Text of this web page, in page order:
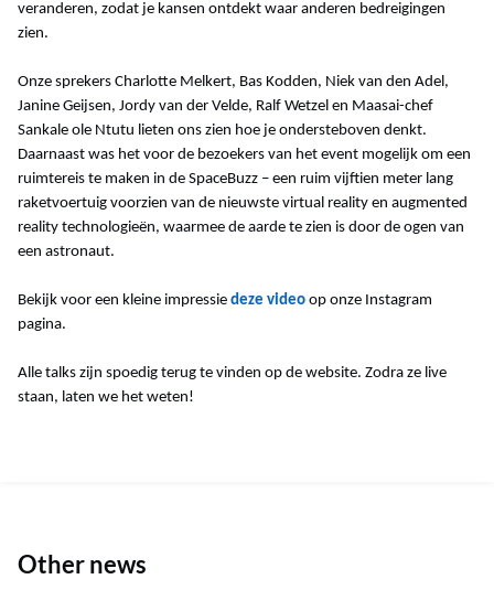
veranderen, zodat je kansen ontdekt waar anderen bedreigingen
zien.
Onze sprekers Charlotte Melkert, Bas Kodden, Niek van den Adel,
Janine Geijsen, Jordy van der Velde, Ralf Wetzel en Maasai-chef
Sankale ole Ntutu lieten ons zien hoe je ondersteboven denkt.
Daarnaast was het voor de bezoekers van het event mogelijk om een
ruimtereis te maken in de SpaceBuzz – een ruim vijftien meter lang
raketvoertuig voorzien van de nieuwste virtual reality en augmented
reality technologieën, waarmee de aarde te zien is door de ogen van
een astronaut.
Bekijk voor een kleine impressie deze video op onze Instagram
pagina.
Alle talks zijn spoedig terug te vinden op de website. Zodra ze live
staan, laten we het weten!
Other news